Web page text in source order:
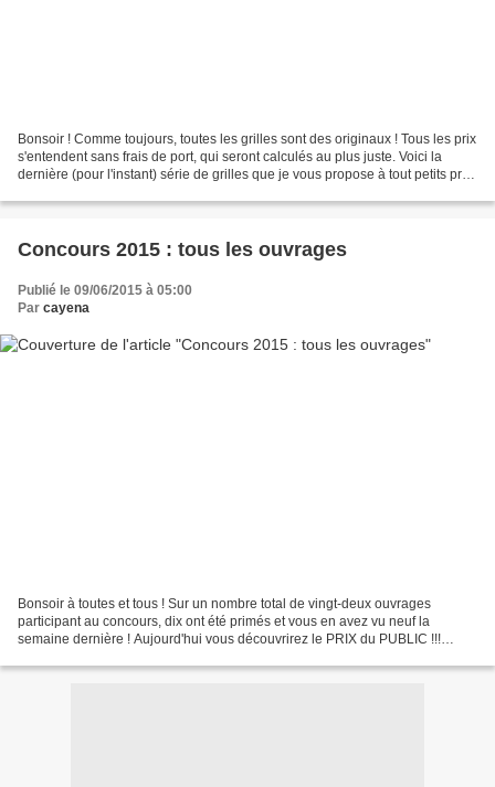
Bonsoir ! Comme toujours, toutes les grilles sont des originaux ! Tous les prix
s'entendent sans frais de port, qui seront calculés au plus juste. Voici la
dernière (pour l'instant) série de grilles que je vous propose à tout petits prix
Concours 2015 : tous les ouvrages
Publié le 09/06/2015 à 05:00
Par cayena
Bonsoir à toutes et tous ! Sur un nombre total de vingt-deux ouvrages
participant au concours, dix ont été primés et vous en avez vu neuf la
semaine dernière ! Aujourd'hui vous découvrirez le PRIX du PUBLIC !!!